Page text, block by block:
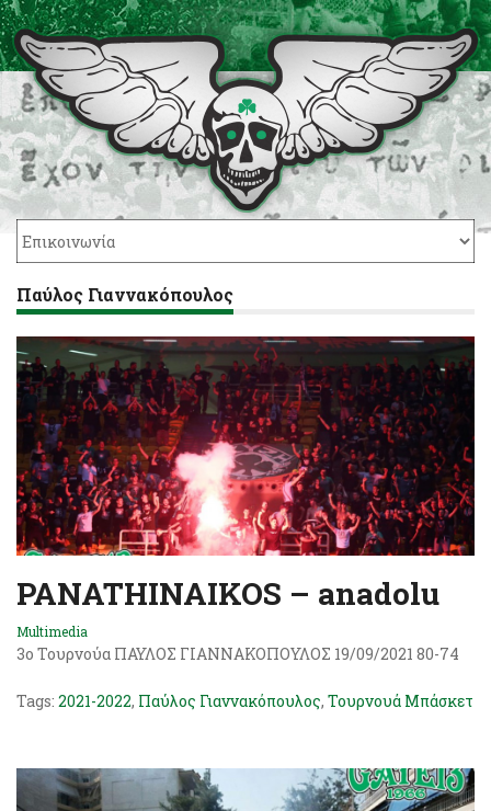
Παύλος Γιαννακόπουλος
PANATHINAIKOS – anadolu
Multimedia
3ο Τουρνούα ΠΑΥΛΟΣ ΓΙΑΝΝΑΚΟΠΟΥΛΟΣ 19/09/2021 80-74
Tags: 2021-2022, Παύλος Γιαννακόπουλος, Τουρνουά Μπάσκετ